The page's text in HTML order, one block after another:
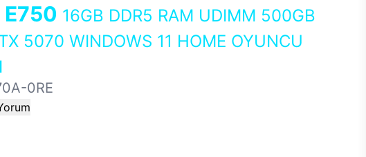
16GB DDR5 RAM UDIMM 500GB
5070 WINDOWS 11 HOME OYUNCU
0RE